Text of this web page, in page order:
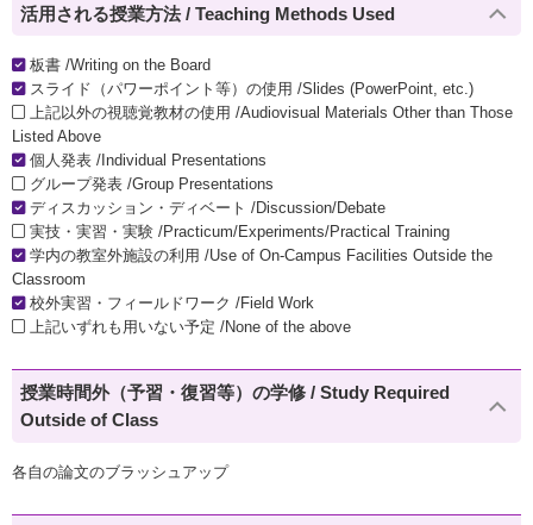
活用される授業方法 / Teaching Methods Used
板書 /Writing on the Board
スライド（パワーポイント等）の使用 /Slides (PowerPoint, etc.)
上記以外の視聴覚教材の使用 /Audiovisual Materials Other than Those
Listed Above
個人発表 /Individual Presentations
グループ発表 /Group Presentations
ディスカッション・ディベート /Discussion/Debate
実技・実習・実験 /Practicum/Experiments/Practical Training
学内の教室外施設の利用 /Use of On-Campus Facilities Outside the
Classroom
校外実習・フィールドワーク /Field Work
上記いずれも用いない予定 /None of the above
授業時間外（予習・復習等）の学修 / Study Required
Outside of Class
各自の論文のブラッシュアップ